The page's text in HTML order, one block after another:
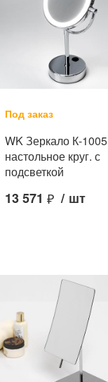
Под заказ
WK Зеркало К-1005
настольное круг. с
подсветкой
13 571 ₽ / шт